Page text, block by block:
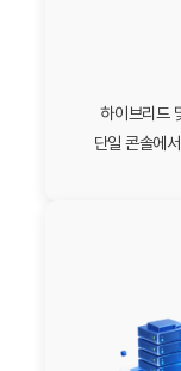
하이브리드
단일 콘솔에